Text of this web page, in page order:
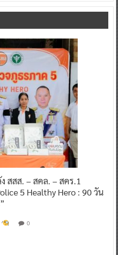
สสส. – สคล. – สคร.1
5 Healthy Hero : 90 วัน
0